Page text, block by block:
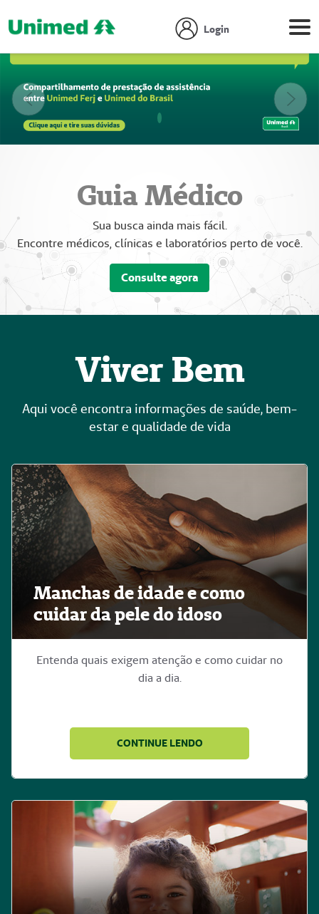
Login
Focar slide
Focar slide
Anterior
Guia Médico
Sua busca ainda mais fácil.
Encontre médicos, clínicas e laboratórios perto de você.
Consulte agora
Viver Bem
Aqui você encontra informações de saúde, bem-
estar e qualidade de vida
Manchas de idade e como
cuidar da pele do idoso
Entenda quais exigem atenção e como cuidar no
dia a dia.
CONTINUE LENDO